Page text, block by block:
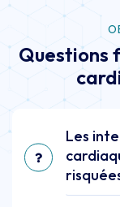
Questions
Les